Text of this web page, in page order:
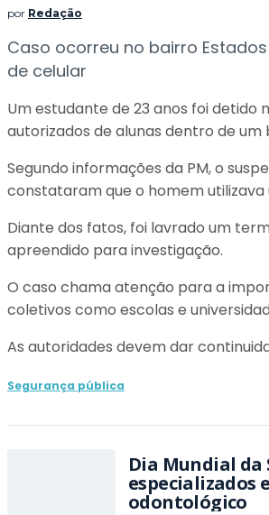
por Redação
Caso ocorreu no bairro
de celular
Um estudante de 23 anos foi detido
autorizados de alunas dentro de
Segundo informações da PM, o
constataram que o homem
Diante dos fatos, foi lavrado um
apreendido para investigação.
O caso chama atenção para a
coletivos como escolas e
As autoridades devem dar
Segurança pública
Dia Mundial da
especializados
odontológico